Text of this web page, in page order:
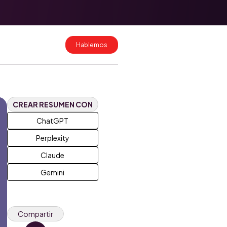
datos a
HubSpot: cómo
hacerlo sin
perder
Colombia y
México 2026
Hablemos
CREAR RESUMEN CON
ChatGPT
Perplexity
Claude
Gemini
Compartir